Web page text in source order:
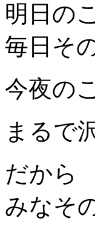
明日の
毎日そ
今夜の
まるで
だから
みなそ